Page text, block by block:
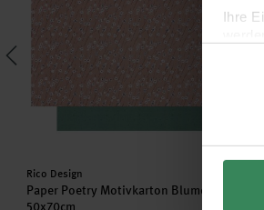
Ihre
Hersteller:
Rico Design
Paper Poetry Motivkarton Blumenranken
50x70cm